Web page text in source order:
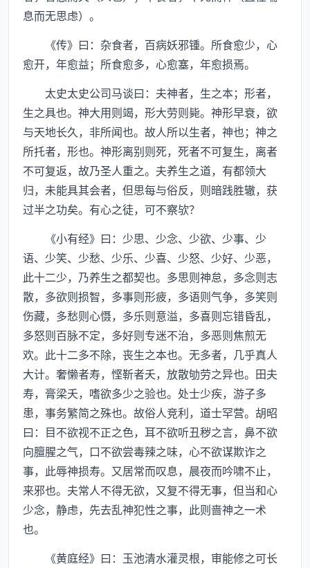
息而无思虑）。
《传》曰：杂食者，百病妖邪锺。所食愈少，心
愈开，年愈益；所食愈多，心愈塞，年愈损焉。
太史太史公司马谈曰：夫神者，生之本；形者，
生之具也。神大用则竭，形大劳则毙。神形早衰，欲
与天地长久，非所闻也。故人所以生者，神也；神之
所托者，形也。神形离别则死，死者不可复生，离者
不可复返，故乃圣人重之。夫养生之道，有都领大
归，未能具其会者，但思每与俗反，则暗践胜辙，获
过半之功矣。有心之徒，可不察欤？
《小有经》曰：少思、少念、少欲、少事、少
语、少笑、少愁、少乐、少喜、少怒、少好、少恶，
此十二少，乃养生之都契也。多思则神怠，多念则志
散，多欲则损智，多事则形疲，多语则气争，多笑则
伤藏，多愁则心慑，多乐则意溢，多喜则忘错昏乱，
多怒则百脉不定，多好则专迷不治，多恶则焦煎无
欢。此十二多不除，丧生之本也。无多者，几乎真人
大计。奢懒者寿，悭靳者夭，放散劬劳之异也。田夫
寿，膏梁夭，嗜欲多少之验也。处士少疾，游子多
患，事务繁简之殊也。故俗人竞利，道士罕营。胡昭
曰：目不欲视不正之色，耳不欲听丑秽之言，鼻不欲
向膻腥之气，口不欲尝毒辣之味，心不欲谋欺诈之
事，此辱神损寿。又居常而叹息，晨夜而吟啸不止，
来邪也。夫常人不得无欲，又复不得无事，但当和心
少念，静虑，先去乱神犯性之事，此则啬神之一术
也。
《黄庭经》曰：玉池清水灌灵根，审能修之可长